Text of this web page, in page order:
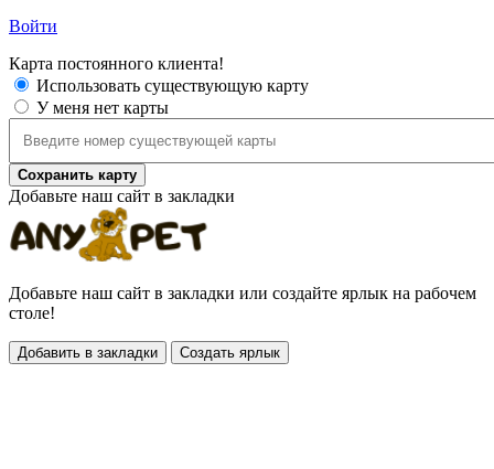
Войти
Карта постоянного клиента!
Использовать существующую карту
У меня нет карты
Сохранить карту
Добавьте наш сайт в закладки
Добавьте наш сайт в закладки или создайте ярлык на рабочем
столе!
Добавить в закладки Создать ярлык